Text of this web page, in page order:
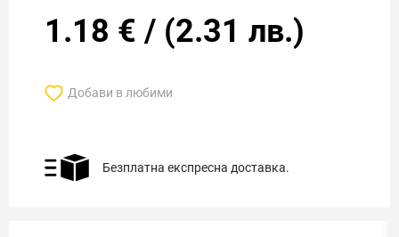
1.18 € / (2.31 лв.)
Добави в любими
Безплатна експресна доставка.